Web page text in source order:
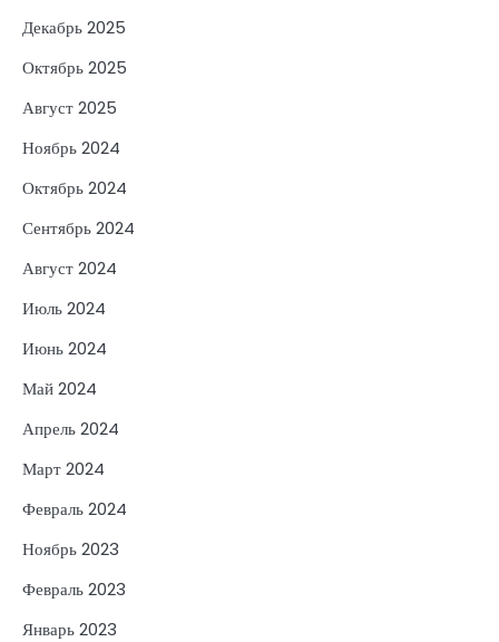
Декабрь 2025
Октябрь 2025
Август 2025
Ноябрь 2024
Октябрь 2024
Сентябрь 2024
Август 2024
Июль 2024
Июнь 2024
Май 2024
Апрель 2024
Март 2024
Февраль 2024
Ноябрь 2023
Февраль 2023
Январь 2023